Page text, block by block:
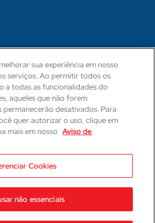
21593
sua experiência em nosso
serviços. Ao permitir todos os
a todas as funcionalidades do
aqueles que não forem
desativados. Para
quer autorizar o uso, clique em
mais em nosso Aviso de
Cookies
não essenciais